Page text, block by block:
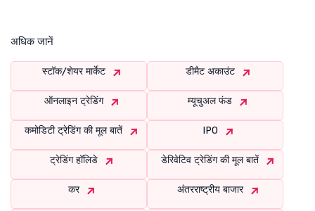
अधिक जानें
स्टॉक/शेयर मार्केट डीमैट अकाउंट
ऑनलाइन ट्रेडिंग म्यूचुअल फंड
कमोडिटी ट्रेडिंग की मूल बातें IPO
ट्रेडिंग हॉलिडे डेरिवेटिव ट्रेडिंग की मूल बातें
कर अंतरराष्ट्रीय बाजार